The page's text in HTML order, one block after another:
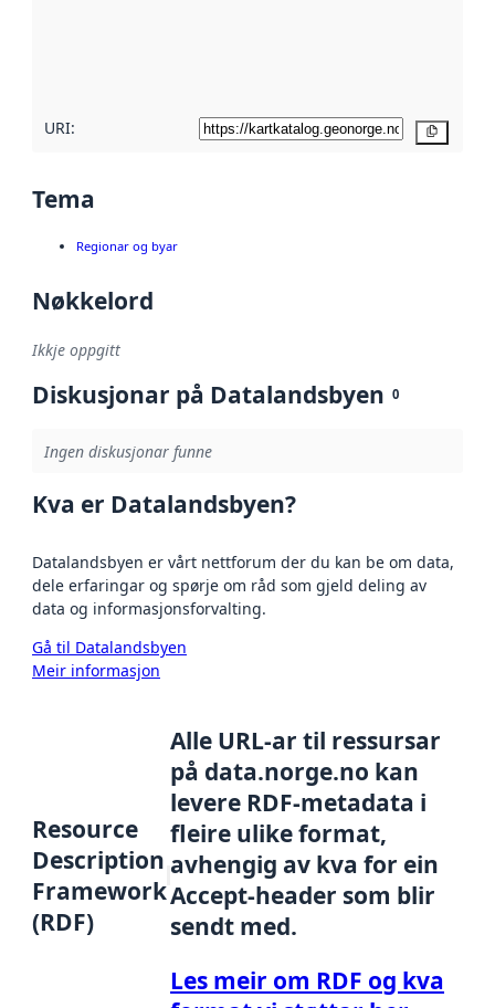
URI:
Tema
Regionar og byar
Nøkkelord
Ikkje oppgitt
Diskusjonar på Datalandsbyen 0
Ingen diskusjonar funne
Kva er Datalandsbyen?
Datalandsbyen er vårt nettforum der du kan be om data,
dele erfaringar og spørje om råd som gjeld deling av
data og informasjonsforvalting.
Gå til Datalandsbyen
Meir informasjon
Resource
Description
Framework
(RDF)
Alle URL-ar til ressursar
på data.norge.no kan
levere RDF-metadata i
fleire ulike format,
avhengig av kva for ein
Accept-header som blir
sendt med.
Les meir om RDF og kva